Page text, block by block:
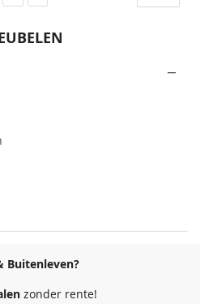
Buitenleven?
zonder rente!